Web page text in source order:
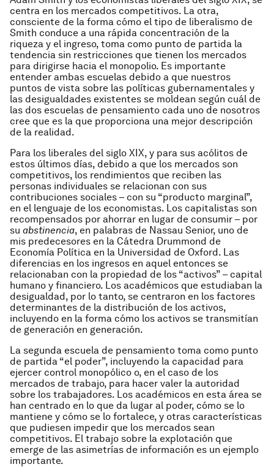
centra en los mercados competitivos. La otra,
consciente de la forma cómo el tipo de liberalismo de
Smith conduce a una rápida concentración de la
riqueza y el ingreso, toma como punto de partida la
tendencia sin restricciones que tienen los mercados
para dirigirse hacia el monopolio. Es importante
entender ambas escuelas debido a que nuestros
puntos de vista sobre las políticas gubernamentales y
las desigualdades existentes se moldean según cuál de
las dos escuelas de pensamiento cada uno de nosotros
cree que es la que proporciona una mejor descripción
de la realidad.
Para los liberales del siglo XIX, y para sus acólitos de
estos últimos días, debido a que los mercados son
competitivos, los rendimientos que reciben las
personas individuales se relacionan con sus
contribuciones sociales – con su “producto marginal”,
en el lenguaje de los economistas. Los capitalistas son
recompensados ​​por ahorrar en lugar de consumir – por
su abstinencia, en palabras de Nassau Senior, uno de
mis predecesores en la Cátedra Drummond de
Economía Política en la Universidad de Oxford. Las
diferencias en los ingresos en aquel entonces se
relacionaban con la propiedad de los “activos” – capital
humano y financiero. Los académicos que estudiaban la
desigualdad, por lo tanto, se centraron en los factores
determinantes de la distribución de los activos,
incluyendo en la forma cómo los activos se transmitían
de generación en generación.
La segunda escuela de pensamiento toma como punto
de partida “el poder”, incluyendo la capacidad para
ejercer control monopólico o, en el caso de los
mercados de trabajo, para hacer valer la autoridad
sobre los trabajadores. Los académicos en esta área se
han centrado en lo que da lugar al poder, cómo se lo
mantiene y cómo se lo fortalece, y otras características
que pudiesen impedir que los mercados sean
competitivos. El trabajo sobre la explotación que
emerge de las asimetrías de información es un ejemplo
importante.